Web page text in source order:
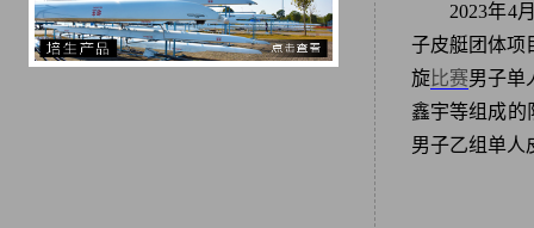
2023年4
子皮艇团体项
旋比赛男子单
鑫宇等组成的
男子乙组单人